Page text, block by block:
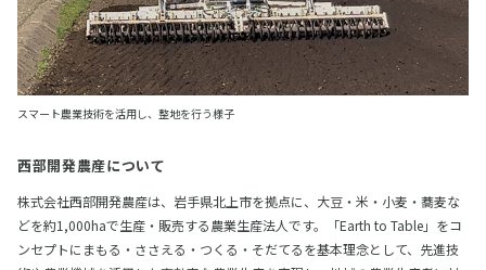
スマート農業技術を活用し、整地を行う様子
西部開発農産について
株式会社西部開発農産は、岩手県北上市を拠点に、大豆・米・小麦・蕎麦な
どを約1,000haで生産・販売する農業生産法人です。「Earth to Table」をコ
ンセプトにまもる・ささえる・つくる・そだてるを基本理念として、先進技